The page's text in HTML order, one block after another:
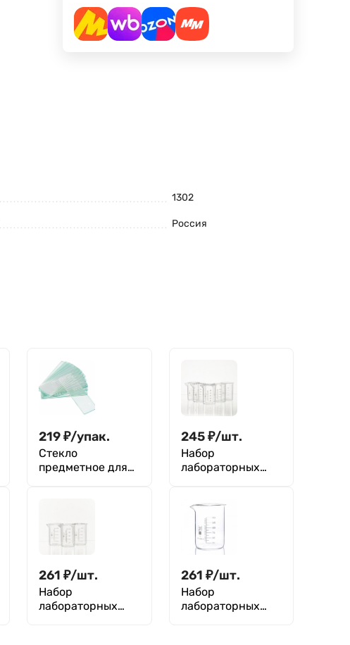
1302
Россия
219₽/упак.
Стекло
предметное для
шлиф.краями,
МиниЛаб, уп.50
245₽/шт.
Набор
лабораторных
делениями и
носиком,
термостойкий) ТС
50 мл, 5 штук,
261 ₽/шт.
Набор
лабораторных
261 ₽/шт.
Набор
лабораторных